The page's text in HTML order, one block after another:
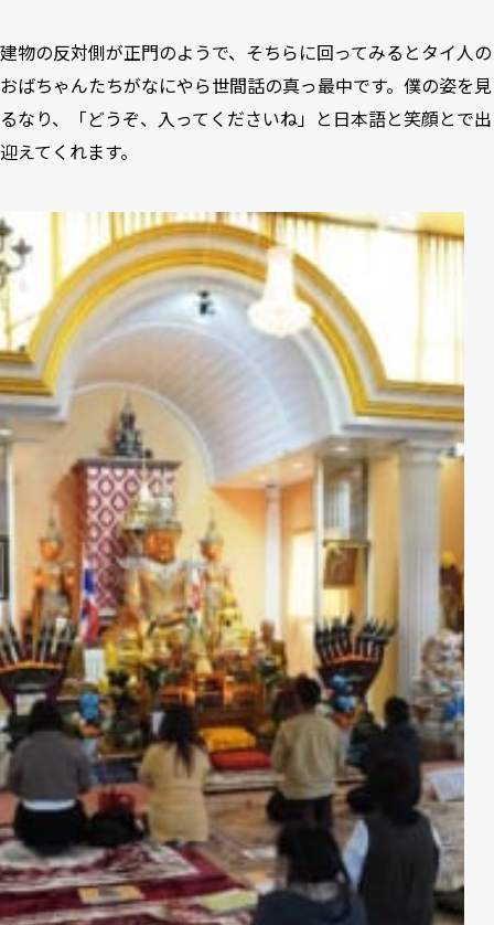
建物の反対側が正門のようで、そちらに回ってみるとタイ人の
おばちゃんたちがなにやら世間話の真っ最中です。僕の姿を見
るなり、「どうぞ、入ってくださいね」と日本語と笑顔とで出
迎えてくれます。